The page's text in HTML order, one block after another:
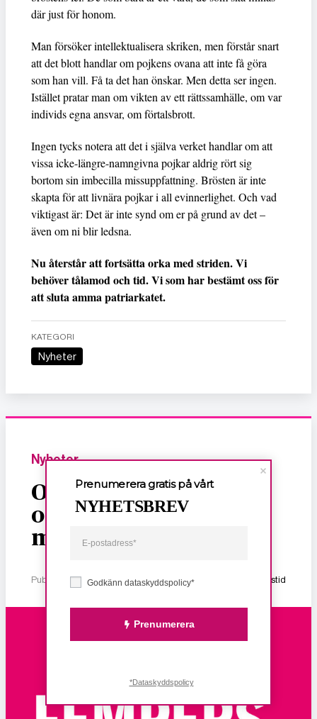
där just för honom.
Man försöker intellektualisera skriken, men förstår snart
att det blott handlar om pojkens ovana att inte få göra
som han vill. Få ta det han önskar. Men detta ser ingen.
Istället pratar man om vikten av ett rättssamhälle, om var
individs egna ansvar, om förtalsbrott.
Ingen tycks notera att det i själva verket handlar om att
vissa icke-längre-namngivna pojkar aldrig rört sig
bortom sin imbecilla missuppfattning. Brösten är inte
skapta för att livnära pojkar i all evinnerlighet. Och vad
viktigast är: Det är inte synd om er på grund av det –
även om ni blir ledsna.
Nu återstår att fortsätta orka med striden. Vi
behöver tålamod och tid. Vi som har bestämt oss för
att sluta amma patriarkatet.
KATEGORI
Nyheter
Nyheter
Om dödligt, sexuellt
och ekonomiskt våld
mot kvinnor
Publicerad 2 januari, 2026 1 min lästid
Godkänn dataskyddspolicy*
Prenumerera
Prenumerera gratis på vårt
NYHETSBREV
*Dataskyddspolicy